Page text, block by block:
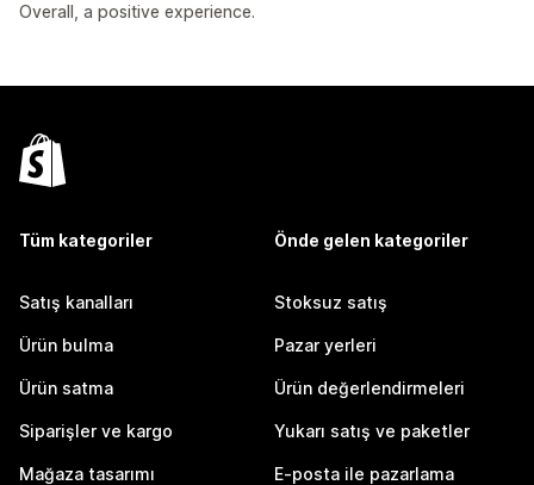
Overall, a positive experience.
Tüm kategoriler
Satış kanalları
Ürün bulma
Ürün satma
Siparişler ve kargo
Mağaza tasarımı
Önde gelen kategoriler
Stoksuz satış
Pazar yerleri
Ürün değerlendirmeleri
Yukarı satış ve paketler
E-posta ile pazarlama